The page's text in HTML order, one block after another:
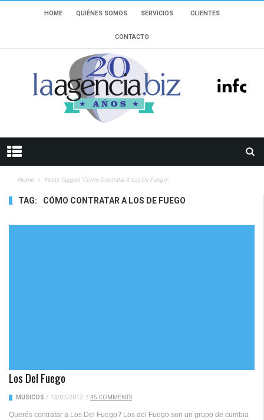
HOME QUIÉNES SOMOS SERVICIOS CLIENTES
CONTACTO
Home Posts Tagged "Cómo Contratar A Los De Fuego"
TAG: CÓMO CONTRATAR A LOS DE FUEGO
Los Del Fuego
MUSICOS / 13/02/2012 / 45 COMMENTS
Querés contratar a Los Del Fuego? Los del Fuego son un grupo de cumbia